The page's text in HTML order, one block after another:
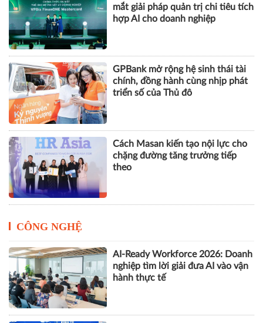
mắt giải pháp quản trị chi tiêu tích
hợp AI cho doanh nghiệp
GPBank mở rộng hệ sinh thái tài
chính, đồng hành cùng nhịp phát
triển số của Thủ đô
Cách Masan kiến tạo nội lực cho
chặng đường tăng trưởng tiếp
theo
CÔNG NGHỆ
AI-Ready Workforce 2026: Doanh
nghiệp tìm lời giải đưa AI vào vận
hành thực tế